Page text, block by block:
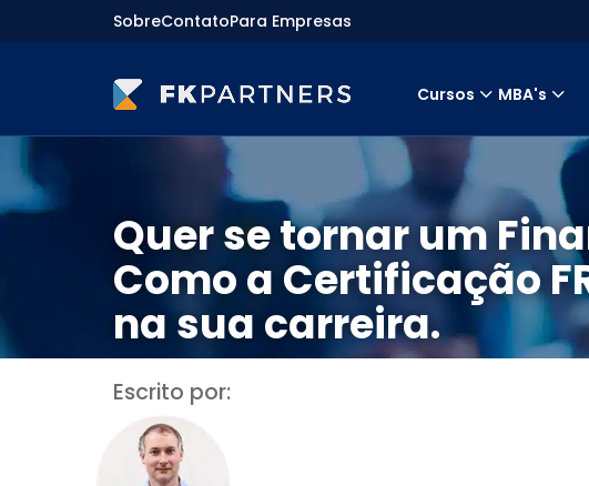
SobreContatoPara Empresas
Cursos MBA's
Preparatórios Nacionais
Internacionais
Finanças & Edu. ContinuadaQuer se tornar um
Como a Certificação
na sua carreira.
Escrito por: